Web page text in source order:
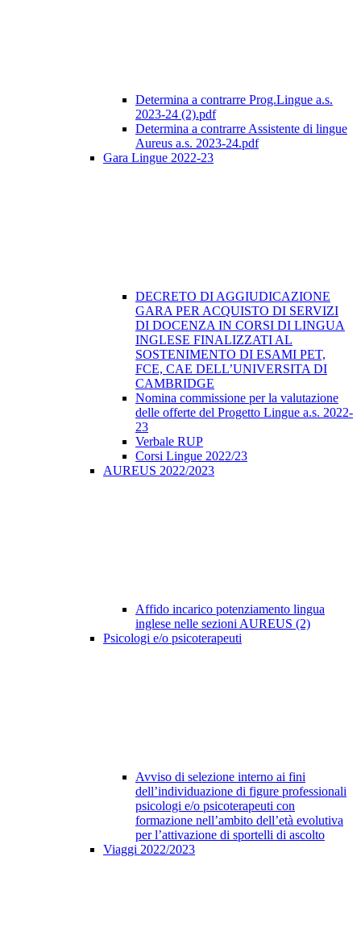
Determina a contrarre Prog.Lingue a.s.
2023-24 (2).pdf
Determina a contrarre Assistente di lingue
Aureus a.s. 2023-24.pdf
Gara Lingue 2022-23
DECRETO DI AGGIUDICAZIONE
GARA PER ACQUISTO DI SERVIZI
DI DOCENZA IN CORSI DI LINGUA
INGLESE FINALIZZATI AL
SOSTENIMENTO DI ESAMI PET,
FCE, CAE DELL’UNIVERSITA DI
CAMBRIDGE
Nomina commissione per la valutazione
delle offerte del Progetto Lingue a.s. 2022-
23
Verbale RUP
Corsi Lingue 2022/23
AUREUS 2022/2023
Affido incarico potenziamento lingua
inglese nelle sezioni AUREUS (2)
Psicologi e/o psicoterapeuti
Avviso di selezione interno ai fini
dell’individuazione di figure professionali
psicologi e/o psicoterapeuti con
formazione nell’ambito dell’età evolutiva
per l’attivazione di sportelli di ascolto
Viaggi 2022/2023